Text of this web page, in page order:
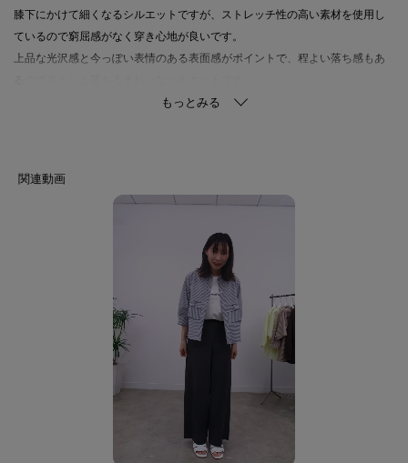
膝下にかけて細くなるシルエットですが、ストレッチ性の高い素材を使用し
ているので窮屈感がなく穿き心地が良いです。
上品な光沢感と今っぽい表情のある表面感がポイントで、程よい落ち感もあ
忙しい朝でも簡単にこなれた通勤スタイルが決まるシリーズです。
強撚糸を使用しキュプラ本来の光沢感を抑え、深みのある発色と微光沢性を
ナイロン糸を加えた事でシボ感とさらりとした風合いがあります。
着心地にこだわり、ストレッチ性があります。
・裏地：オフホワイト（003） ライトグレー（011） ライトイエロー（030）
・裏地（ひざ丈）：ベージュ（052）のみ